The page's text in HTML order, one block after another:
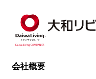
会社概要